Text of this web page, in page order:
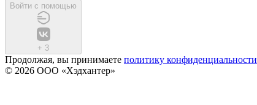
Войти с помощью
+ 3
Продолжая, вы принимаете политику конфиденциальности
© 2026 ООО «Хэдхантер»